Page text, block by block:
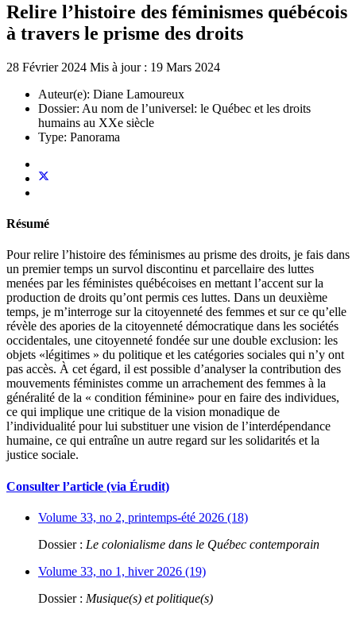
Relire l’histoire des féminismes québécois
à travers le prisme des droits
28 Février 2024 Mis à jour : 19 Mars 2024
Auteur(e): Diane Lamoureux
Dossier: Au nom de l’universel: le Québec et les droits
humains au XXe siècle
Type: Panorama
Résumé
Pour relire l’histoire des féminismes au prisme des droits, je fais dans
un premier temps un survol discontinu et parcellaire des luttes
menées par les féministes québécoises en mettant l’accent sur la
production de droits qu’ont permis ces luttes. Dans un deuxième
temps, je m’interroge sur la citoyenneté des femmes et sur ce qu’elle
révèle des apories de la citoyenneté démocratique dans les sociétés
occidentales, une citoyenneté fondée sur une double exclusion: les
objets «légitimes » du politique et les catégories sociales qui n’y ont
pas accès. À cet égard, il est possible d’analyser la contribution des
mouvements féministes comme un arrachement des femmes à la
généralité de la « condition féminine» pour en faire des individues,
ce qui implique une critique de la vision monadique de
l’individualité pour lui substituer une vision de l’interdépendance
humaine, ce qui entraîne un autre regard sur les solidarités et la
justice sociale.
Consulter l’article (via Érudit)
Volume 33, no 2, printemps-été 2026 (18)
Dossier : Le colonialisme dans le Québec contemporain
Volume 33, no 1, hiver 2026 (19)
Dossier : Musique(s) et politique(s)